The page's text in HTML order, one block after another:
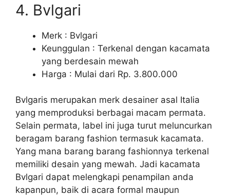
4. Bvlgari
Merk : Bvlgari
Keunggulan : Terkenal dengan kacamata
yang berdesain mewah
Harga : Mulai dari Rp. 3.800.000
Bvlgaris merupakan merk desainer asal Italia
yang memproduksi berbagai macam permata.
Selain permata, label ini juga turut meluncurkan
beragam barang fashion termasuk kacamata.
Yang mana barang barang fashionnya terkenal
memiliki desain yang mewah. Jadi kacamata
Bvlgari dapat melengkapi penampilan anda
kapanpun, baik di acara formal maupun